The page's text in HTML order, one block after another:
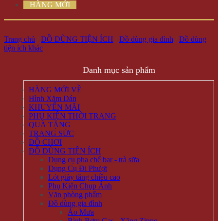
HÀNG MỚI
Trang chủ / ĐỒ DÙNG TIỆN ÍCH / Đồ dùng gia đình / Đồ dùng
tiện ích khác
Danh mục sản phẩm
HÀNG MỚI VỀ
Hình Xăm Dán
KHUYẾN MÃI
PHỤ KIỆN THỜI TRANG
QUÀ TẶNG
TRANG SỨC
ĐỒ CHƠI
ĐỒ DÙNG TIỆN ÍCH
Dụng cụ pha chế bar - trà sữa
Dụng Cụ Đi Phượt
Lót giày tăng chiều cao
Phụ Kiện Chụp Ảnh
Văn phòng phẩm
Đồ dùng gia đình
Áo Mưa